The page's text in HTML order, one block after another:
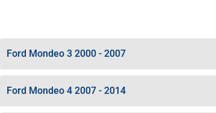
Ford Mondeo 3 2000 - 2007
Ford Mondeo 4 2007 - 2014